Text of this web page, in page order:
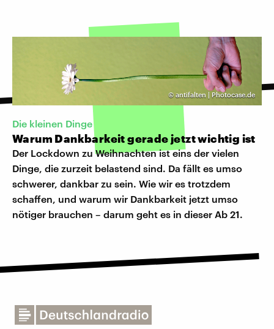
© antifalten | Photocase.de
Die kleinen Dinge
Warum Dankbarkeit gerade jetzt wichtig ist
Der Lockdown zu Weihnachten ist eins der vielen
Dinge, die zurzeit belastend sind. Da fällt es umso
schwerer, dankbar zu sein. Wie wir es trotzdem
schaffen, und warum wir Dankbarkeit jetzt umso
nötiger brauchen – darum geht es in dieser Ab 21.